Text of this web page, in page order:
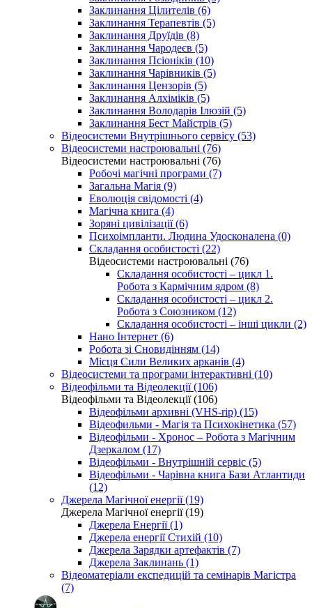
Заклинання Цілителів (6)
Заклинання Терапевтів (5)
Заклинання Друїдів (8)
Заклинання Чародеєв (5)
Заклинання Псіоніків (10)
Заклинання Чарівників (5)
Заклинання Цензорів (5)
Заклинання Алхіміків (5)
Заклинання Володарів Ілюзій (5)
Заклинання Бест Майстрів (5)
Відеосистеми Внутрішнього сервісу (53)
Відеосистеми настроювальні (76)
Відеосистеми настроювальні (76)
Робочі магічні програми (7)
Загальна Магія (9)
Еволюція свідомості (4)
Магічна книга (4)
Зоряні цивілізації (6)
Психоімпланти. Людина Удосконалена (0)
Складання особистості (22)
Відеосистеми настроювальні (76)
Складання особистості – цикл 1.
Робота з Кармічним ядром (8)
Складання особистості – цикл 2.
Робота з Союзником (12)
Складання особистості – інші цикли (2)
Нано Інтернет (6)
Робота зі Сновидінням (14)
Місця Сили Великих арканів (4)
Відеосистеми та програми інтерактивні (10)
Відеофільми та Відеолекції (106)
Відеофільми та Відеолекції (106)
Відеофільми архивні (VHS-rip) (15)
Відеофильми - Магія та Психокінетика (57)
Відеофільми - Хронос – Робота з Магічним
Дзеркалом (17)
Відеофільми - Внутрішній сервіс (5)
Відеофільми - Чарівна книга Бази Атлантиди
(12)
Джерела Магічної енергії (19)
Джерела Магічної енергії (19)
Джерела Енергії (1)
Джерела енергії Стихій (10)
Джерела Зарядки артефактів (7)
Джерела Заклинань (1)
Відеоматеріали експедицій та семінарів Магістра
(7)